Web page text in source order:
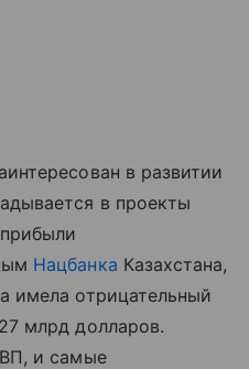
в развитии
в проекты
Нацбанка Казахстана,
имела отрицательный
млрд долларов.
и самые